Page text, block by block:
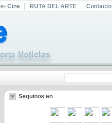
Cine RUTA DEL ARTE Contacto
Seguinos en